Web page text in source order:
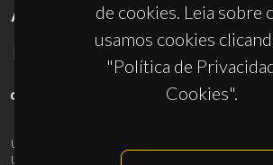
de cookies. Leia sobre
usamos cookies
"Política de
Cookies".
APOIOS
UID/PRR/50011/2025
UID/PRR2/50011/2025
10.54499/UID/PRR2/